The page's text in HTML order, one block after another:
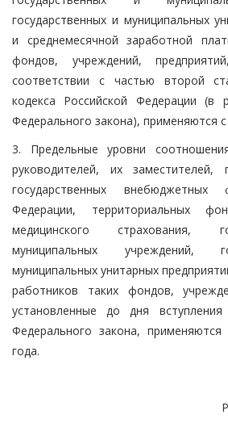
государственных и муниципальных
и среднемесячной заработной
фондов, учреждений,
соответствии с частью второй
кодекса Российской Федерации (в
Федерального закона), применяются
3. Предельные уровни
руководителей, их заместителей,
государственных внебюджетных
Федерации, территориальных
медицинского страхования,
муниципальных учреждений,
муниципальных унитарных
работников таких фондов,
установленные до дня
Федерального закона,
года.